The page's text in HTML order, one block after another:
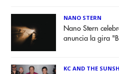
NANO STERN
Nano Stern
anuncia la gira
KC AND THE